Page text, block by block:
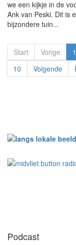
we een kijkje in de
Ank van Peski. Dit is
bijzondere tuin...
Start Vorige 1
10
Volgende
Podcast